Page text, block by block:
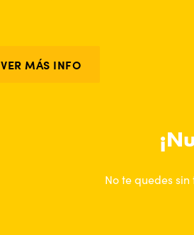
VER MÁS INFO
No te quedes